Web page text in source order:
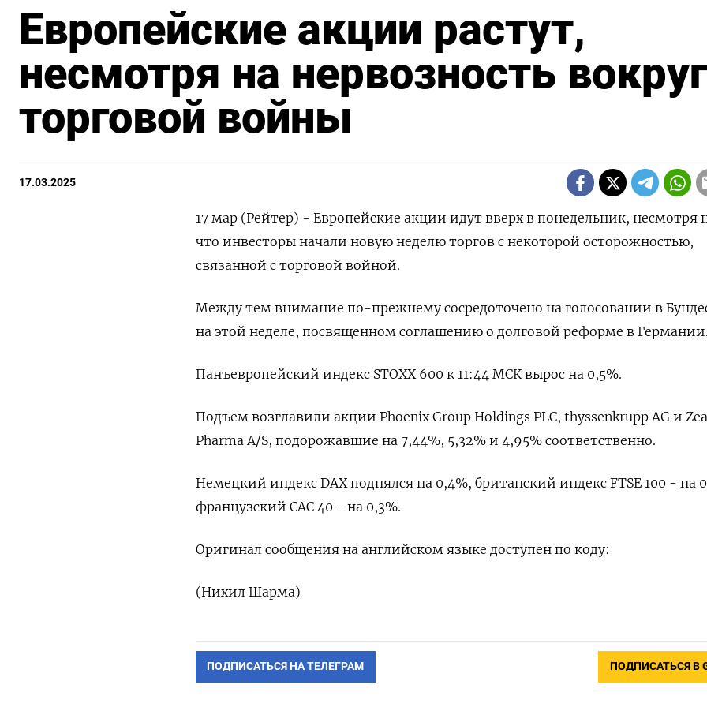
Европейские акции растут,
несмотря на нервозность вокруг
торговой войны
17.03.2025
17 мар (Рейтер) - Европейские акции идут вверх в понедельник, несмотря
что инвесторы начали новую неделю торгов с некоторой осторожностью,
связанной с торговой войной.
Между тем внимание по-прежнему сосредоточено на голосовании в
на этой неделе, посвященном соглашению о долговой реформе в Германии.
Панъевропейский индекс STOXX 600 к 11:44 МСК вырос на 0,5%.
Подъем возглавили акции Phoenix Group Holdings PLC, thyssenkrupp AG и
Pharma A/S, подорожавшие на 7,44%, 5,32% и 4,95% соответственно.
Немецкий индекс DAX поднялся на 0,4%, британский индекс FTSE 100 - на
французский CAC 40 - на 0,3%.
Оригинал сообщения на английском языке доступен по коду:
(Нихил Шарма)
ПОДПИСАТЬСЯ НА ТЕЛЕГРАМ ПОДПИСАТЬСЯ В